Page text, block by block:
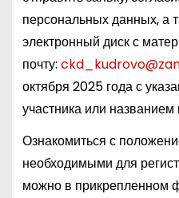
персональных данных, а
электронный диск с
почту:
октября 2025 года с
участника или названием
Ознакомиться с
необходимыми для
можно в прикрепленном